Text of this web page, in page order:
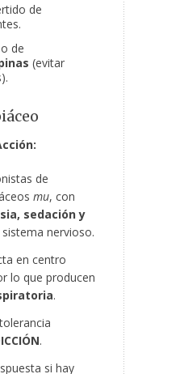
de
de
(evitar
de
mu, con
sedación y
sistema nervioso.
en centro
lo que producen
.
.
si hay